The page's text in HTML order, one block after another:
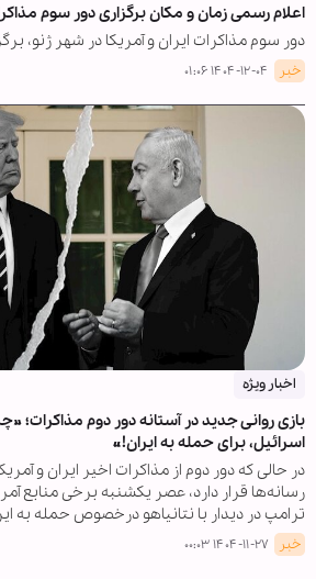
اعلام رسمی زمان و مکان برگزاری دور سوم
دور سوم مذاکرات ایران و آمریکا در شهر ژنو،
خبر ۱۴۰۴-۱۲-۰۴ ۰۱:۰۶
اخبار ویژه
بازی روانی جدید در آستانه دور دوم مذاکرات؛
اسرائیل، برای حمله به ایران!«
در حالی که دور دوم از مذاکرات اخیر ایران و
رسانه‌ها قرار دارد، عصر یکشنبه برخی منابع
ترامپ در دیدار با نتانیاهو درخصوص حمله به
خبر ۱۴۰۴-۱۱-۲۷ ۰۰:۰۳